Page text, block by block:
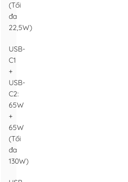
(Tối
đa
22,5W)
USB-
C1
+
USB-
C2:
65W
+
65W
(Tối
đa
130W)